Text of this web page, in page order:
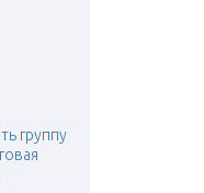
группу